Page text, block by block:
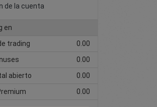
de la cuenta
en
trading
0.00
0.00
abierto
0.00
0.00